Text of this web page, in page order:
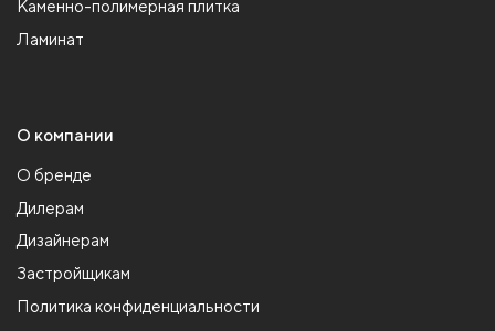
Каменно-полимерная плитка
Ламинат
О компании
О бренде
Дилерам
Дизайнерам
Застройщикам
Политика конфиденциальности